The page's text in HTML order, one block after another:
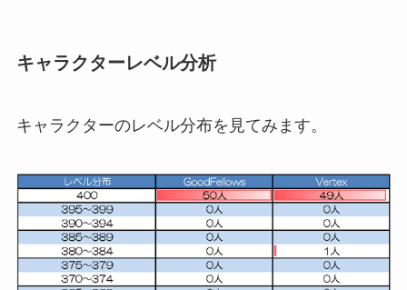
キャラクターレベル分析
キャラクターのレベル分布を見てみます。